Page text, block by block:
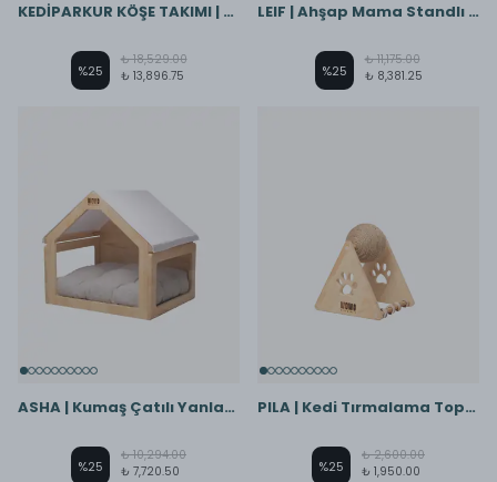
KEDİPARKUR KÖŞE TAKIMI | Duvara Monte Kedi Oyun Alanı
%25
₺ 18,529.00
₺ 13,896.75
LEIF | Ahşap Mama Standlı Kedi - Köpek Evi
%25
₺ 11,175.00
₺ 8,381.25
ASHA | Kumaş Çatılı Yanları Pencereli Ahşap Kedi Köpek Evi
%25
₺ 10,294.00
₺ 7,720.50
PILA | Kedi Tırmalama Topu | Ahşap Halkalı
%25
₺ 2,600.00
₺ 1,950.00